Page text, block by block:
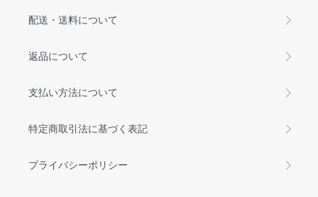
配送・送料について
返品について
支払い方法について
特定商取引法に基づく表記
プライバシーポリシー